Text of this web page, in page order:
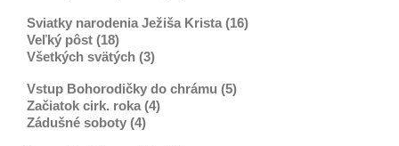
Sviatky narodenia Ježiša Krista (16)
Veľký pôst (18)
Všetkých svätých (3)
Vstup Bohorodičky do chrámu (5)
Začiatok cirk. roka (4)
Zádušné soboty (4)